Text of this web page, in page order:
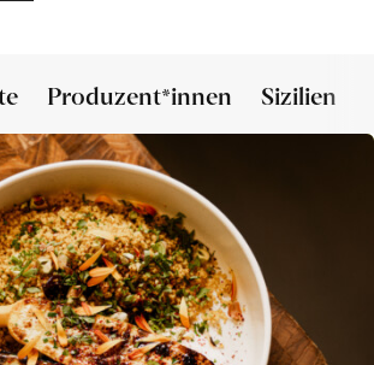
Produzent*innen Sizilien